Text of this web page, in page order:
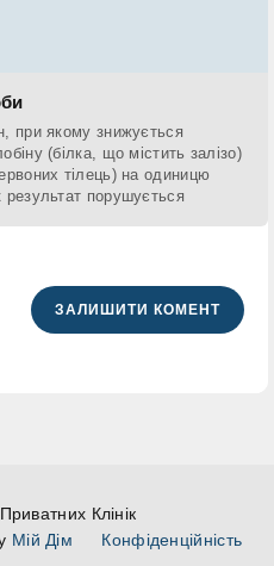
при якому знижується
(білка, що містить залізо)
тілець) на одиницю
результат порушується
ЗАЛИШИТИ КОМЕНТ
Клінік
Мій Дім Конфіденційність